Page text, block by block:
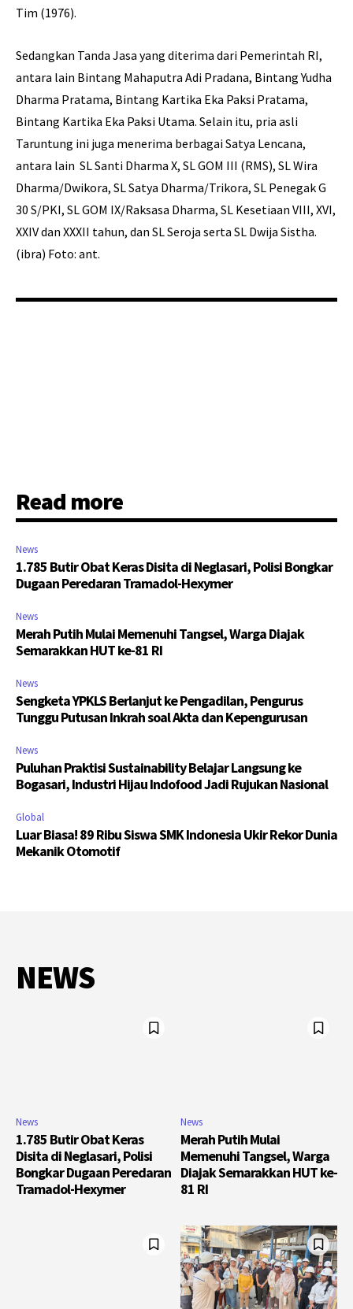
Tim (1976).
Sedangkan Tanda Jasa yang diterima dari Pemerintah RI,
antara lain Bintang Mahaputra Adi Pradana, Bintang Yudha
Dharma Pratama, Bintang Kartika Eka Paksi Pratama,
Bintang Kartika Eka Paksi Utama. Selain itu, pria asli
Taruntung ini juga menerima berbagai Satya Lencana,
antara lain SL Santi Dharma X, SL GOM III (RMS), SL Wira
Dharma/Dwikora, SL Satya Dharma/Trikora, SL Penegak G
30 S/PKI, SL GOM IX/Raksasa Dharma, SL Kesetiaan VIII, XVI,
XXIV dan XXXII tahun, dan SL Seroja serta SL Dwija Sistha.
(ibra) Foto: ant.
Read more
News
1.785 Butir Obat Keras Disita di Neglasari, Polisi Bongkar
Dugaan Peredaran Tramadol-Hexymer
News
Merah Putih Mulai Memenuhi Tangsel, Warga Diajak
Semarakkan HUT ke-81 RI
News
Sengketa YPKLS Berlanjut ke Pengadilan, Pengurus
Tunggu Putusan Inkrah soal Akta dan Kepengurusan
News
Puluhan Praktisi Sustainability Belajar Langsung ke
Bogasari, Industri Hijau Indofood Jadi Rujukan Nasional
Global
Luar Biasa! 89 Ribu Siswa SMK Indonesia Ukir Rekor Dunia
Mekanik Otomotif
NEWS
News
1.785 Butir Obat Keras
Disita di Neglasari, Polisi
Bongkar Dugaan Peredaran
Tramadol-Hexymer
News
Merah Putih Mulai
Memenuhi Tangsel, Warga
Diajak Semarakkan HUT ke-
81 RI